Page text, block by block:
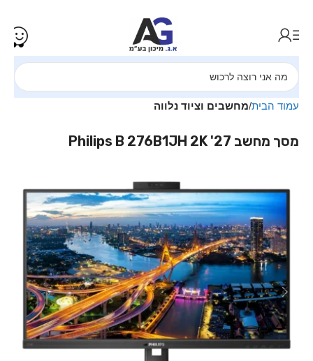
עמוד הבית מחשבים וציוד נלווה
מסך מחשב ‏27' Philips B 276B1JH 2K